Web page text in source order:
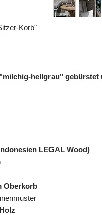
Korb"
hellgrau" gebürstet
LEGAL Wood)
Oberkorb